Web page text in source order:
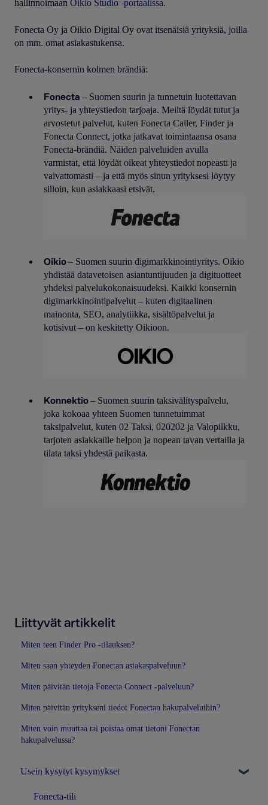
hallinnoimaan Oikio Studio -portaalissa.
Fonecta Oy ja Oikio Digital Oy ovat itsenäisiä yrityksiä, joilla
on mm. omat asiakastukensa.
Fonecta-konsernin kolmen brändiä:
Fonecta – Suomen suurin ja tunnetuin luotettavan
yritys- ja yhteystiedon tarjoaja. Meiltä löydät tutut ja
arvostetut palvelut, kuten Fonecta Caller, Finder ja
Fonecta Connect, jotka jatkavat toimintaansa osana
Fonecta-brändiä. Näiden palveluiden avulla
varmistat, että löydät oikeat yhteystiedot nopeasti ja
vaivattomasti – ja että myös sinun yrityksesi löytyy
silloin, kun asiakkaasi etsivät.
Oikio– Suomen suurin digimarkkinointiyritys. Oikio
yhdistää datavetoisen asiantuntijuuden ja digituotteet
yhdeksi palvelukokonaisuudeksi. Kaikki konsernin
digimarkkinointipalvelut – kuten digitaalinen
mainonta, SEO, analytiikka, sisältöpalvelut ja
kotisivut – on keskitetty Oikioon.
Konnektio– Suomen suurin taksivälityspalvelu,
joka kokoaa yhteen Suomen tunnetuimmat
taksipalvelut, kuten 02 Taksi, 020202 ja Valopilkku,
tarjoten asiakkaille helpon ja nopean tavan vertailla ja
tilata taksi yhdestä paikasta.
Liittyvät artikkelit
Miten teen Finder Pro -tilauksen?
Miten saan yhteyden Fonectan asiakaspalveluun?
Miten päivitän tietoja Fonecta Connect -palveluun?
Miten päivitän yritykseni tiedot Fonectan hakupalveluihin?
Miten voin muuttaa tai poistaa omat tietoni Fonectan
hakupalvelussa?
Usein kysytyt kysymykset
Fonecta-tili